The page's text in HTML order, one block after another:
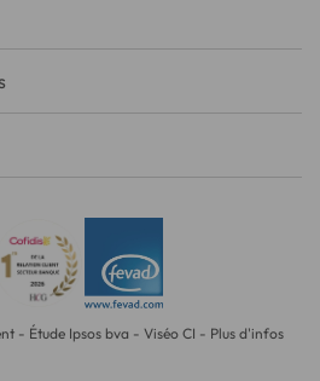
- Étude Ipsos bva - Viséo CI - Plus d'infos